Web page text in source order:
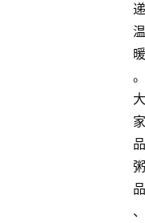
递
温
暖
。
大
家
品
粥
品
、